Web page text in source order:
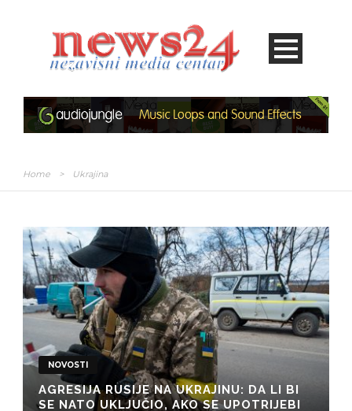
Home > Ukrajina
NOVOSTI
AGRESIJA RUSIJE NA UKRAJINU: DA LI BI
SE NATO UKLJUČIO, AKO SE UPOTRIJEBI